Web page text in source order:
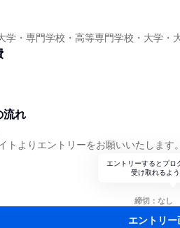
学・専門学校・高等専門学校・大学・
流れ
トよりエントリーをお願いいたします。
エントリーするとプロ
受け取れるよ
締切：なし
エントリー